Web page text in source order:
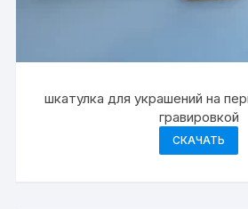
шкатулка для украшений на
гравировкой
СКАЧАТЬ